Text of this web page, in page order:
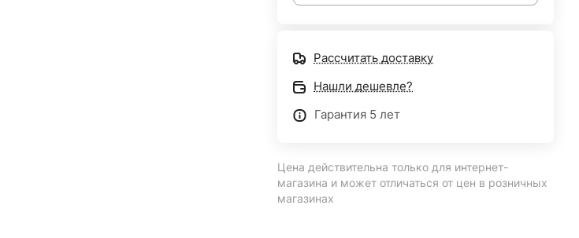
Рассчитать доставку
Нашли дешевле?
Гарантия 5 лет
Цена действительна только для интернет-
магазина и может отличаться от цен в розничных
магазинах